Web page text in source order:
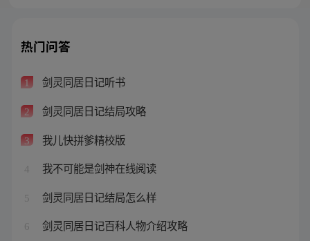
热门问答
1 剑灵同居日记听书
2 剑灵同居日记结局攻略
3 我儿快拼爹精校版
4 我不可能是剑神在线阅读
5 剑灵同居日记结局怎么样
6 剑灵同居日记百科人物介绍攻略